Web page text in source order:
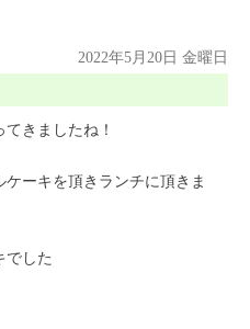
2022年5月20日 金曜日
きましたね！
ーキを頂きランチに頂きま
でした